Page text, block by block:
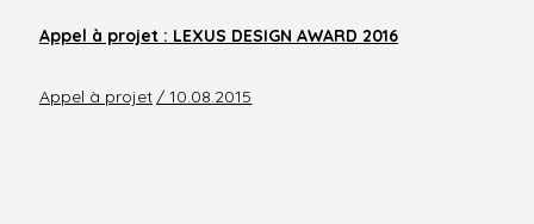
Appel à projet : LEXUS DESIGN AWARD 2016
Appel à projet / 10.08.2015